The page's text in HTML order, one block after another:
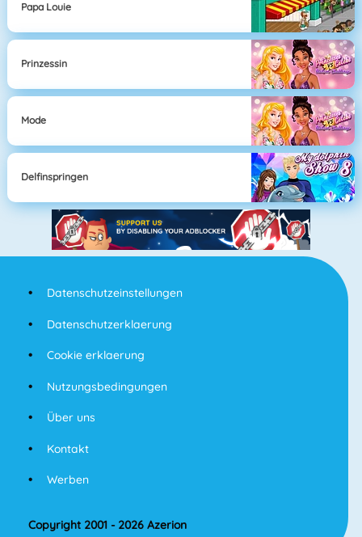
Papa Louie
Prinzessin
Mode
Delfinspringen
Datenschutzeinstellungen
Datenschutzerklaerung
Cookie erklaerung
Nutzungsbedingungen
Über uns
Kontakt
Werben
Copyright 2001 - 2026 Azerion